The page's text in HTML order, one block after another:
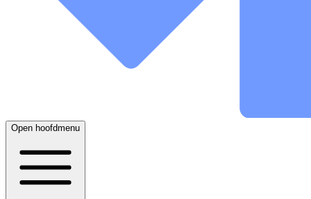
Open hoofdmenu